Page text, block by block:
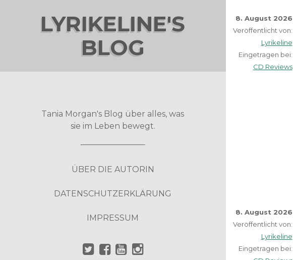
LYRIKELINE'S
BLOG
Tania Morgan's Blog über alles, was
sie im Leben bewegt.
ÜBER DIE AUTORIN
DATENSCHUTZERKLÄRUNG
IMPRESSUM
8. August 2026
Veröffentlicht von:
Lyrikeline
Eingetragen bei:
CD Reviews
8. August 2026
Veröffentlicht von:
Lyrikeline
Eingetragen bei: